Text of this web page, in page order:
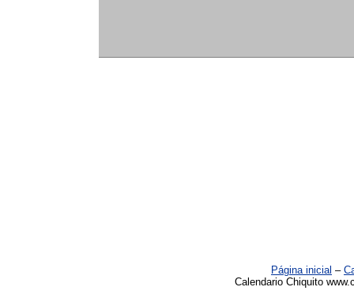
Página inicial –
Calendario Chiquito